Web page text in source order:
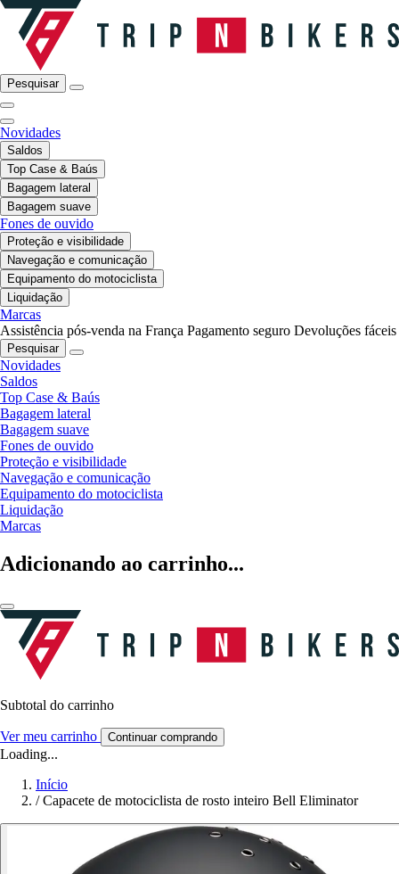
Pesquisar
Novidades
Saldos
Top Case & Baús
Bagagem lateral
Bagagem suave
Fones de ouvido
Proteção e visibilidade
Navegação e comunicação
Equipamento do motociclista
Liquidação
Marcas
Assistência pós-venda na França Pagamento seguro Devoluções fáceis
Pesquisar
Novidades
Saldos
Top Case & Baús
Bagagem lateral
Bagagem suave
Fones de ouvido
Proteção e visibilidade
Navegação e comunicação
Equipamento do motociclista
Liquidação
Marcas
Adicionando ao carrinho...
Subtotal do carrinho
Ver meu carrinho Continuar comprando
Loading...
Início
/ Capacete de motociclista de rosto inteiro Bell Eliminator